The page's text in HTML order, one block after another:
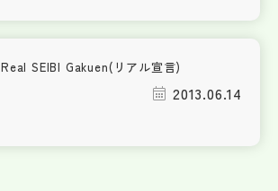
Real SEIBI Gakuen(リアル宣言)
2013.06.14